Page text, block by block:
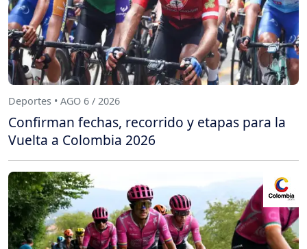
Deportes • AGO 6 / 2026
Confirman fechas, recorrido y etapas para la
Vuelta a Colombia 2026